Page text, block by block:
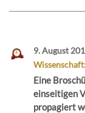
9. August
Eine
einseitigen
propagiert